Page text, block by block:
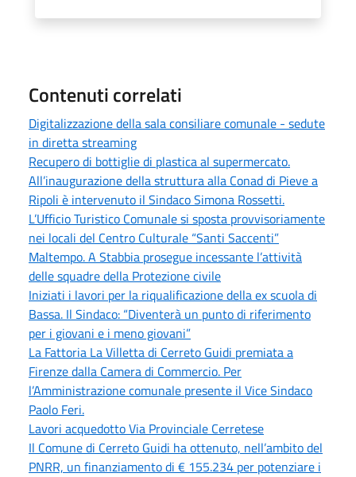
Contenuti correlati
Digitalizzazione della sala consiliare comunale - sedute
in diretta streaming
Recupero di bottiglie di plastica al supermercato.
All’inaugurazione della struttura alla Conad di Pieve a
Ripoli è intervenuto il Sindaco Simona Rossetti.
L’Ufficio Turistico Comunale si sposta provvisoriamente
nei locali del Centro Culturale “Santi Saccenti”
Maltempo. A Stabbia prosegue incessante l’attività
delle squadre della Protezione civile
Iniziati i lavori per la riqualificazione della ex scuola di
Bassa. Il Sindaco: “Diventerà un punto di riferimento
per i giovani e i meno giovani”
La Fattoria La Villetta di Cerreto Guidi premiata a
Firenze dalla Camera di Commercio. Per
l’Amministrazione comunale presente il Vice Sindaco
Paolo Feri.
Lavori acquedotto Via Provinciale Cerretese
Il Comune di Cerreto Guidi ha ottenuto, nell’ambito del
PNRR, un finanziamento di € 155.234 per potenziare i